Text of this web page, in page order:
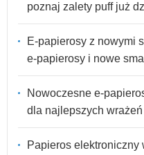
poznaj zalety puff już
E-papierosy z nowymi
e-papierosy i nowe
Nowoczesne e-
dla najlepszych
Papieros elektroniczny